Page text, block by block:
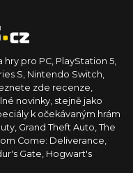
pro PC, PlayStation 5,
S, Nintendo Switch,
zde recenze,
novinky, stejně jako
k očekávaným hrám
Grand Theft Auto, The
Come: Deliverance,
Gate, Hogwart's